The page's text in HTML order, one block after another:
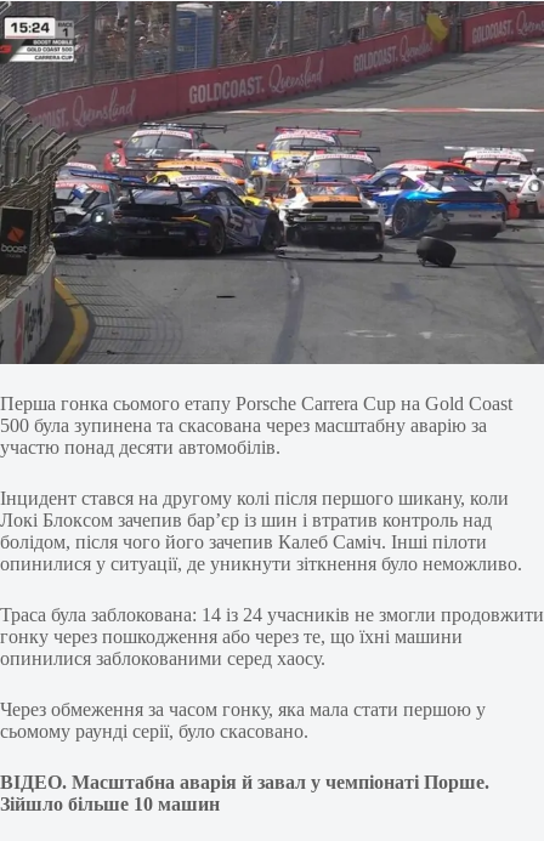
Перша гонка сьомого етапу Porsche Carrera Cup на Gold Coast
500 була зупинена та скасована через масштабну аварію за
участю понад десяти автомобілів.
Інцидент стався на другому колі після першого шикану, коли
Локі Блоксом зачепив бар’єр із шин і втратив контроль над
болідом, після чого його зачепив Калеб Саміч. Інші пілоти
опинилися у ситуації, де уникнути зіткнення було неможливо.
Траса була заблокована: 14 із 24 учасників не змогли продовжити
гонку через пошкодження або через те, що їхні машини
опинилися заблокованими серед хаосу.
Через обмеження за часом гонку, яка мала стати першою у
сьомому раунді серії, було скасовано.
ВІДЕО. Масштабна аварія й завал у чемпіонаті Порше.
Зійшло більше 10 машин